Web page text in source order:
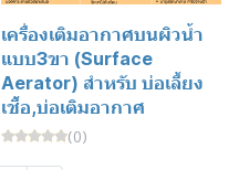
เครื่องเติมอากาศบนผิวน้ำ
แบบ3ขา (Surface
Aerator) สำหรับ บ่อเลี้ยง
เชื้อ,บ่อเติมอากาศ
(0)